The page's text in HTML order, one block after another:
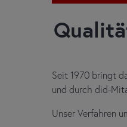
Seit 1970 bringt
und durch did-
Unser Verfahren